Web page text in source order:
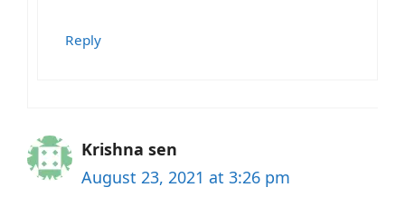
Reply
Krishna sen
August 23, 2021 at 3:26 pm